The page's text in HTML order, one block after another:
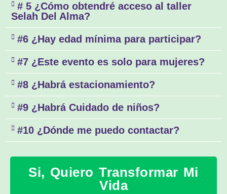
# 5 ¿Cómo obtendré acceso al taller
Selah Del Alma?
#6 ¿Hay edad mínima para participar?
#7 ¿Este evento es solo para mujeres?
#8 ¿Habrá estacionamiento?
#9 ¿Habrá Cuidado de niños?
#10 ¿Dónde me puedo contactar?
Si, Quiero Transformar Mi
Vida